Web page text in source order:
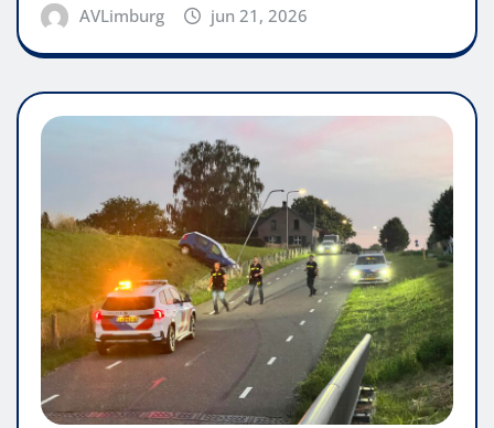
AVLimburg jun 21, 2026